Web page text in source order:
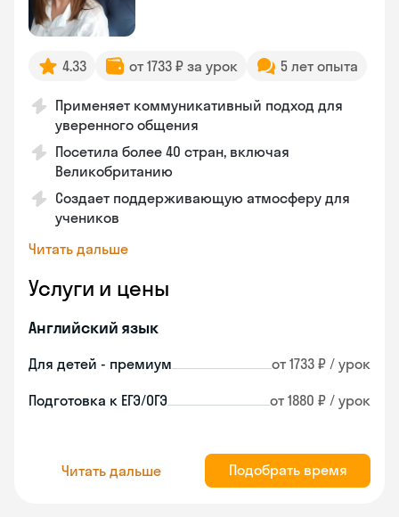
4.33 от 1733 ₽ за урок 5 лет опыта
Применяет коммуникативный подход для
уверенного общения
Посетила более 40 стран, включая
Великобританию
Создает поддерживающую атмосферу для
учеников
Читать дальше
Услуги и цены
Английский язык
Для детей - премиум от 1733 ₽ / урок
Подготовка к ЕГЭ/ОГЭ от 1880 ₽ / урок
Читать дальше Подобрать время